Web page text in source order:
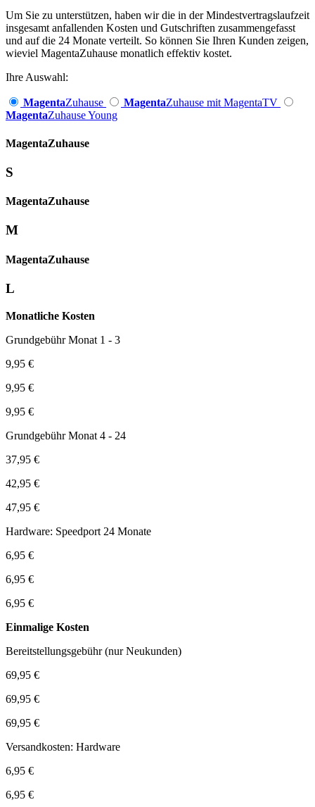
Um Sie zu unterstützen, haben wir die in der Mindestvertragslaufzeit
insgesamt anfallenden Kosten und Gutschriften zusammengefasst
und auf die 24 Monate verteilt. So können Sie Ihren Kunden zeigen,
wieviel MagentaZuhause monatlich effektiv kostet.
Ihre Auswahl:
MagentaZuhause MagentaZuhause mit MagentaTV
MagentaZuhause Young
Magenta­Zuhause
S
Magenta­Zuhause
M
Magenta­Zuhause
L
Monatliche Kosten
Grundgebühr Monat 1 - 3
9,95 €
9,95 €
9,95 €
Grundgebühr Monat 4 - 24
37,95 €
42,95 €
47,95 €
Hardware: Speedport 24 Monate
6,95 €
6,95 €
6,95 €
Einmalige Kosten
Bereitstellungsgebühr (nur Neukunden)
69,95 €
69,95 €
69,95 €
Versandkosten: Hardware
6,95 €
6,95 €